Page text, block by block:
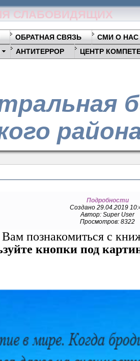
СЛАБОВИДЯЩИХ
ОБРАТНАЯ СВЯЗЬ СМИ О НАС
АНТИТЕРРОР ЦЕНТР
Подробности
Создано 29.04.2019
Автор: Super User
Просмотров: 8322
познакомиться с
кнопки под